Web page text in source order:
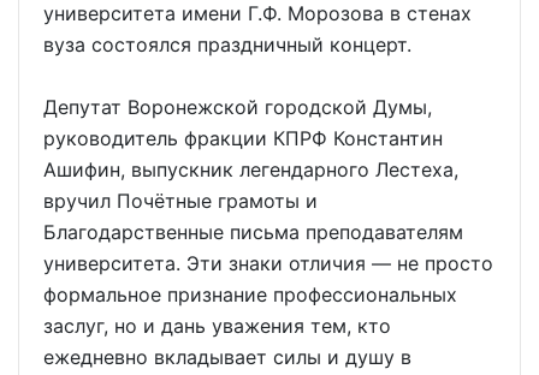
университета имени Г.Ф. Морозова в стенах
вуза состоялся праздничный концерт.
Депутат Воронежской городской Думы,
руководитель фракции КПРФ Константин
Ашифин, выпускник легендарного Лестеха,
вручил Почётные грамоты и
Благодарственные письма преподавателям
университета. Эти знаки отличия — не просто
формальное признание профессиональных
заслуг, но и дань уважения тем, кто
ежедневно вкладывает силы и душу в